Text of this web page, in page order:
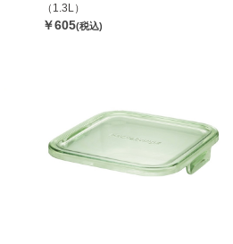
（1.3L）
￥605(税込)